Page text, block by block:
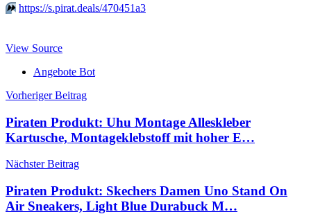
⏩️ https://s.pirat.deals/470451a3
View Source
Angebote Bot
Beitragsnavigation
Vorheriger Beitrag
Piraten Produkt: Uhu Montage Alleskleber
Kartusche, Montageklebstoff mit hoher E…
Nächster Beitrag
Piraten Produkt: Skechers Damen Uno Stand On
Air Sneakers, Light Blue Durabuck M…